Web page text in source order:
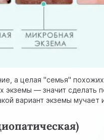
а целая "семья" похожих
экземы — значит сделать
вариант экземы мучает